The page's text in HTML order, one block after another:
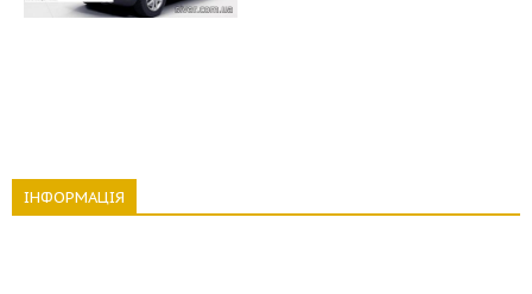
ІНФОРМАЦІЯ